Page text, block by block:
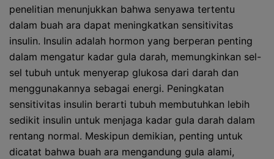
penelitian menunjukkan bahwa senyawa tertentu
dalam buah ara dapat meningkatkan sensitivitas
insulin. Insulin adalah hormon yang berperan penting
dalam mengatur kadar gula darah, memungkinkan sel-
sel tubuh untuk menyerap glukosa dari darah dan
menggunakannya sebagai energi. Peningkatan
sensitivitas insulin berarti tubuh membutuhkan lebih
sedikit insulin untuk menjaga kadar gula darah dalam
rentang normal. Meskipun demikian, penting untuk
dicatat bahwa buah ara mengandung gula alami,